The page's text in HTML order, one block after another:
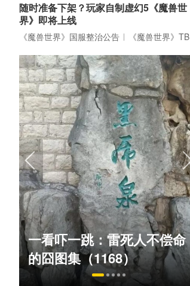
随时准备下架？玩家自制虚幻5《魔兽世
界》即将上线
《魔兽世界》国服整治公告 《魔兽世界》TBC周年大更：双经典团本回归！
《冒险岛》怀旧服三服大乱
斗！国服人满为患，台服外
挂猖狂